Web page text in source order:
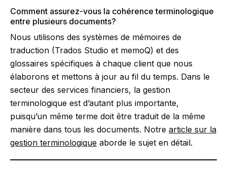
Comment assurez-vous la cohérence terminologique
entre plusieurs documents?
Nous utilisons des systèmes de mémoires de
traduction (Trados Studio et memoQ) et des
glossaires spécifiques à chaque client que nous
élaborons et mettons à jour au fil du temps. Dans le
secteur des services financiers, la gestion
terminologique est d’autant plus importante,
puisqu’un même terme doit être traduit de la même
manière dans tous les documents. Notre article sur la
gestion terminologique aborde le sujet en détail.